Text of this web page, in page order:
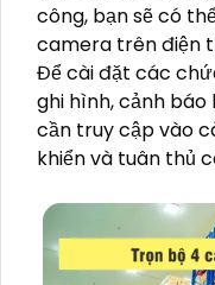
công, bạn sẽ có
camera trên điện
Để cài đặt các
ghi hình, cảnh báo
cần truy cập vào
khiển và tuân thủ